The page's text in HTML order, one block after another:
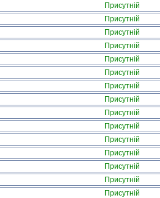
Присутній
Присутній
Присутній
Присутній
Присутній
Присутній
Присутній
Присутній
Присутній
Присутній
Присутній
Присутній
Присутній
Присутній
Присутній